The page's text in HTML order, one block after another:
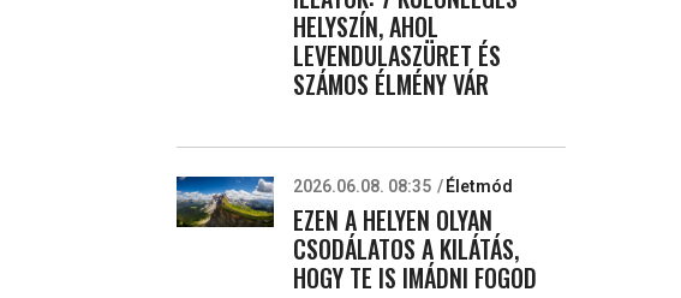
HELYSZÍN, AHOL
LEVENDULASZÜRET ÉS
SZÁMOS ÉLMÉNY VÁR
2026.06.08. 08:35 Életmód
EZEN A HELYEN OLYAN
CSODÁLATOS A KILÁTÁS,
HOGY TE IS IMÁDNI FOGOD